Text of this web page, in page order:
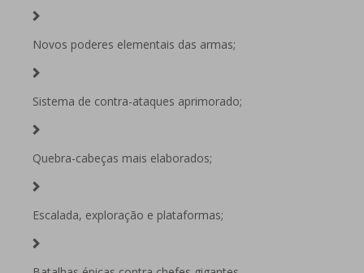
Novos poderes elementais das armas;
Sistema de contra-ataques aprimorado;
Quebra-cabeças mais elaborados;
Escalada, exploração e plataformas;